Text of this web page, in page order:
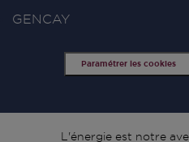
GENCAY
Paramétrer les cookies
L'énergie est notre